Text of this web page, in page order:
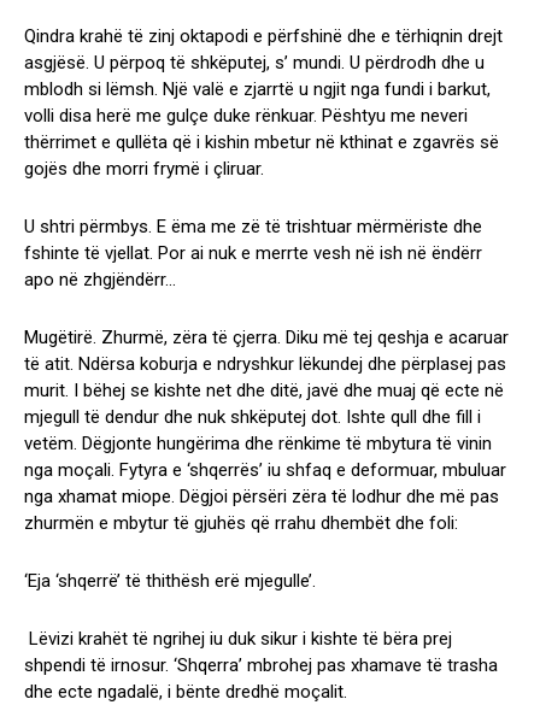
Qindra krahë të zinj oktapodi e përfshinë dhe e tërhiqnin drejt
asgjësë. U përpoq të shkëputej, s’ mundi. U përdrodh dhe u
mblodh si lëmsh. Një valë e zjarrtë u ngjit nga fundi i barkut,
volli disa herë me gulçe duke rënkuar. Pështyu me neveri
thërrimet e qullëta që i kishin mbetur në kthinat e zgavrës së
gojës dhe morri frymë i çliruar.
U shtri përmbys. E ëma me zë të trishtuar mërmëriste dhe
fshinte të vjellat. Por ai nuk e merrte vesh në ish në ëndërr
apo në zhgjëndërr…
Mugëtirë. Zhurmë, zëra të çjerra. Diku më tej qeshja e acaruar
të atit. Ndërsa koburja e ndryshkur lëkundej dhe përplasej pas
murit. I bëhej se kishte net dhe ditë, javë dhe muaj që ecte në
mjegull të dendur dhe nuk shkëputej dot. Ishte qull dhe fill i
vetëm. Dëgjonte hungërima dhe rënkime të mbytura të vinin
nga moçali. Fytyra e ‘shqerrës’ iu shfaq e deformuar, mbuluar
nga xhamat miope. Dëgjoi përsëri zëra të lodhur dhe më pas
zhurmën e mbytur të gjuhës që rrahu dhembët dhe foli:
‘Eja ‘shqerrë’ të thithësh erë mjegulle’.
Lëvizi krahët të ngrihej iu duk sikur i kishte të bëra prej
shpendi të irnosur. ‘Shqerra’ mbrohej pas xhamave të trasha
dhe ecte ngadalë, i bënte dredhë moçalit.